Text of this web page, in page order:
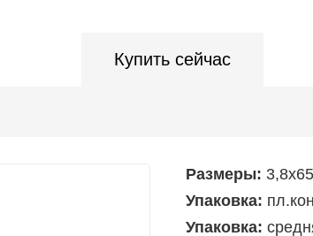
Купить сейчас
Размеры: 3,8х65
Упаковка:
Упаковка: